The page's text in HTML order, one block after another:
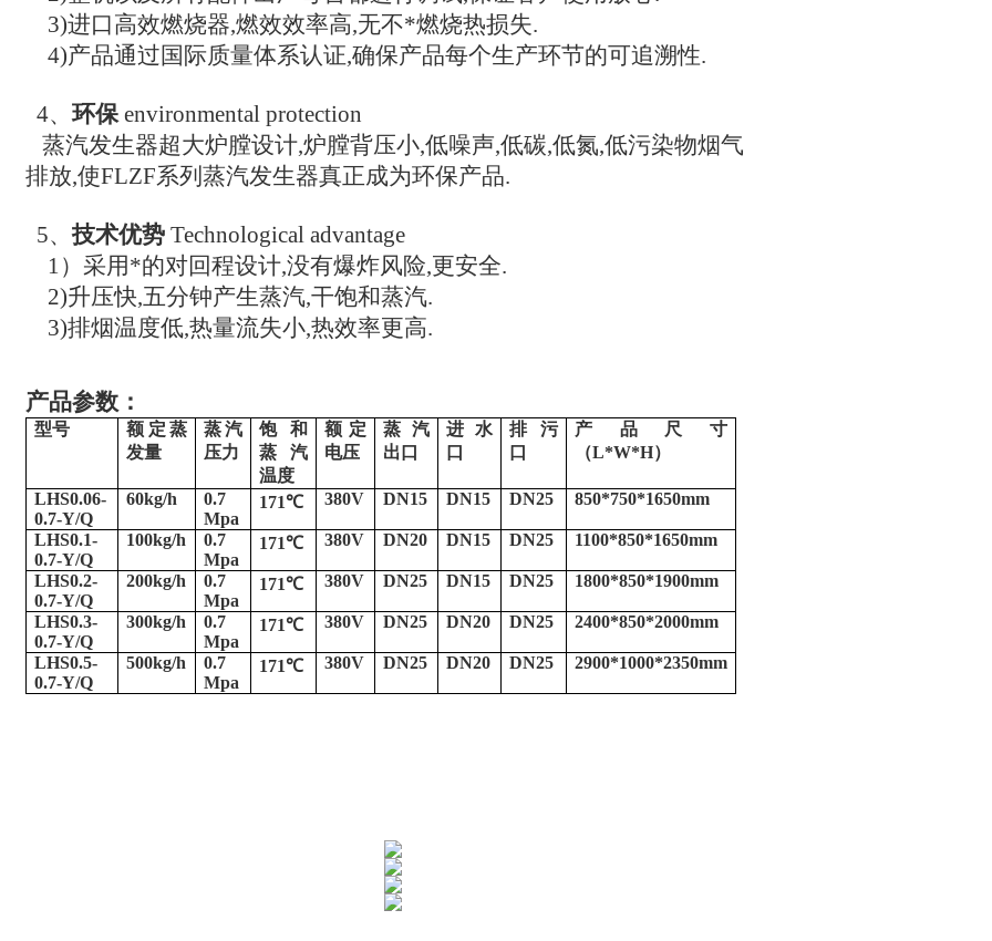
3)进口高效燃烧器,燃效效率高,无不*燃烧热损失.
4)产品通过国际质量体系认证,确保产品每个生产环节的可追溯性.
4、环保environmental protection
蒸汽发生器超大炉膛设计,炉膛背压小,低噪声,低碳,低氮,低污染物烟气
排放,使FLZF系列蒸汽发生器真正成为环保产品.
5、技术优势 Technological advantage
1）采用*的对回程设计,没有爆炸风险,更安全.
2)升压快,五分钟产生蒸汽,干饱和蒸汽.
3)排烟温度低,热量流失小,热效率更高.
产品参数：
型号
额定蒸
发量
蒸汽
压力
饱和
蒸汽
温度
额定
电压
蒸汽
出口
进水
口
排污
口
产品尺寸
（L*W*H）
LHS0.06-
0.7-Y/Q
60kg/h
0.7
Mpa
171℃ 380V DN15 DN15 DN25 850*750*1650mm
LHS0.1-
0.7-Y/Q
100kg/h
0.7
Mpa
171℃ 380V DN20 DN15 DN25 1100*850*1650mm
LHS0.2-
0.7-Y/Q
200kg/h
0.7
Mpa
171℃ 380V DN25 DN15 DN25 1800*850*1900mm
LHS0.3-
0.7-Y/Q
300kg/h
0.7
Mpa
171℃ 380V DN25 DN20 DN25 2400*850*2000mm
LHS0.5-
0.7-Y/Q
500kg/h
0.7
Mpa
171℃ 380V DN25 DN20 DN25 2900*1000*2350mm